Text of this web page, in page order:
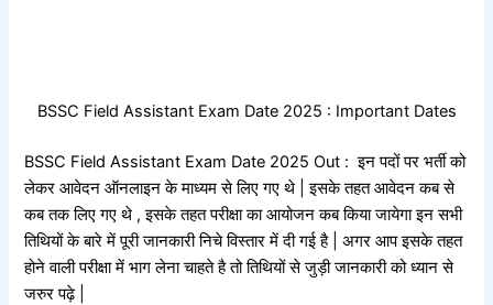
BSSC Field Assistant Exam Date 2025 : Important Dates
BSSC Field Assistant Exam Date 2025 Out : इन पदों पर भर्ती को
लेकर आवेदन ऑनलाइन के माध्यम से लिए गए थे | इसके तहत आवेदन कब से
कब तक लिए गए थे , इसके तहत परीक्षा का आयोजन कब किया जायेगा इन सभी
तिथियों के बारे में पूरी जानकारी निचे विस्तार में दी गई है | अगर आप इसके तहत
होने वाली परीक्षा में भाग लेना चाहते है तो तिथियों से जुड़ी जानकारी को ध्यान से
जरुर पढ़े |